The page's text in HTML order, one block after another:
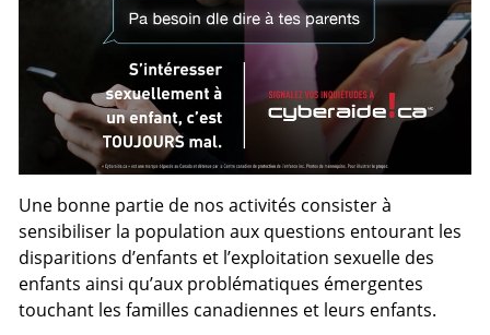
Une bonne partie de nos activités consister à
sensibiliser la population aux questions entourant les
disparitions d’enfants et l’exploitation sexuelle des
enfants ainsi qu’aux problématiques émergentes
touchant les familles canadiennes et leurs enfants.